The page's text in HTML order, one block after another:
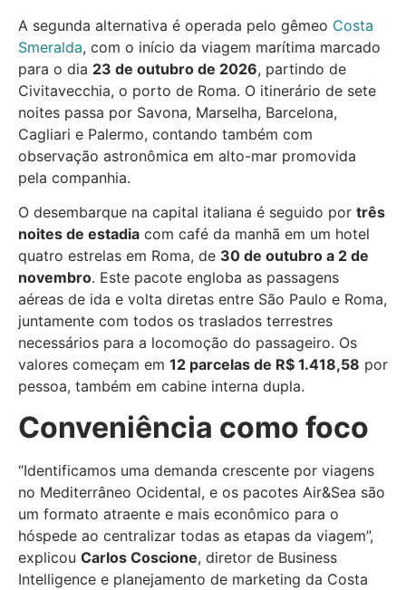
A segunda alternativa é operada pelo gêmeo Costa
Smeralda, com o início da viagem marítima marcado
para o dia 23 de outubro de 2026, partindo de
Civitavecchia, o porto de Roma. O itinerário de sete
noites passa por Savona, Marselha, Barcelona,
Cagliari e Palermo, contando também com
observação astronômica em alto-mar promovida
pela companhia.
O desembarque na capital italiana é seguido por três
noites de estadia com café da manhã em um hotel
quatro estrelas em Roma, de 30 de outubro a 2 de
novembro. Este pacote engloba as passagens
aéreas de ida e volta diretas entre São Paulo e Roma,
juntamente com todos os traslados terrestres
necessários para a locomoção do passageiro. Os
valores começam em 12 parcelas de R$ 1.418,58 por
pessoa, também em cabine interna dupla.
Conveniência como foco
“Identificamos uma demanda crescente por viagens
no Mediterrâneo Ocidental, e os pacotes Air&Sea são
um formato atraente e mais econômico para o
hóspede ao centralizar todas as etapas da viagem”,
explicou Carlos Coscione, diretor de Business
Intelligence e planejamento de marketing da Costa